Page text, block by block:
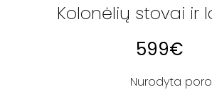
Kolonėlių stovai ir
599€
Nurodyta